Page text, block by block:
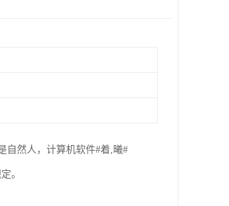
自然人，计算机软件#着,曦#
。